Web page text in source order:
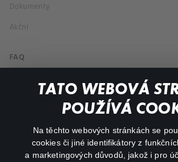
TATO WEBOVÁ
POUŽÍVÁ
Na těchto webových stránkách se
cookies či jiné identifikátory z
a marketingových důvodů, jakož i pro
Dokumenty
Akční
FAQ
Můj účet
Důležité odkazy
facebook